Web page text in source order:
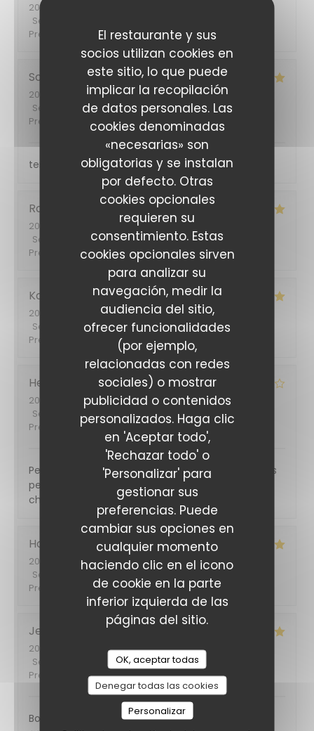
El restaurante y sus
socios utilizan cookies en
este sitio, lo que puede
implicar la recopilación
de datos personales. Las
cookies denominadas
«necesarias» son
obligatorias y se instalan
por defecto. Otras
cookies opcionales
requieren su
consentimiento. Estas
cookies opcionales sirven
para analizar su
navegación, medir la
audiencia del sitio,
ofrecer funcionalidades
(por ejemplo,
relacionadas con redes
sociales) o mostrar
publicidad o contenidos
personalizados. Haga clic
en 'Aceptar todo',
'Rechazar todo' o
'Personalizar' para
gestionar sus
preferencias. Puede
cambiar sus opciones en
cualquier momento
haciendo clic en el icono
de cookie en la parte
inferior izquierda de las
páginas del sitio.
OK, aceptar todas
Denegar todas las cookies
Personalizar
2026-07-12
Servicio
Precio
Sophie
2026-06-29
- 12:30 - Invitados 2
Servicio
/5 Ambiente :5/5 Menú:4/5 Calidad /
Precio
terrasse ombragée, service sympathique
Rafaela
2026-06-05
- 19:00 - Invitados 2
Servicio
/5 Ambiente:5/5 Menú :5/5 Calidad /
Precio
/5
Karine
2026-06-04
- 20:15 - Invitados 2
Servicio
/5 Ambiente: 5/5 Menú:5/5 Calidad /
Precio
Hervé
2026-05-31
- 12:30 - Invitados 6
Servicio
5/5 Ambiente:5/5 Menú:4/5 Calidad /
Precio
/5
Personnel très sympa. Repas très correct mais des
petits défauts organisationnels : un plat pas super
chaud et des desserts un peu longs à venir.
Hadrien
2026-05-29- 21:30 - Invitados 2
Servicio
Precio
Jean pierre
2026-04-25
- 20:00 - Invitados 3
Servicio
Ambiente:5/5 Menú:
Precio
Bonne cuisine bonne ambiance dans un quartier